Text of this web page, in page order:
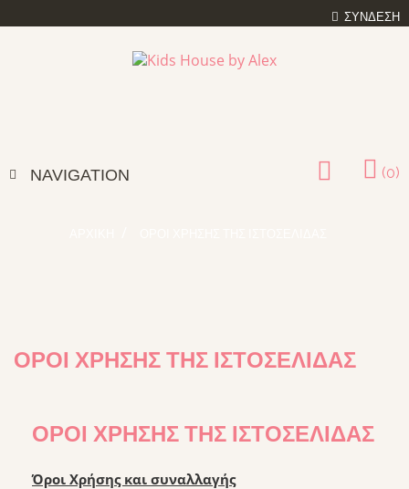
ΣΎΝΔΕΣΗ
(0)
NAVIGATION
ΌΡΟΙ ΧΡΉΣΗΣ ΤΗΣ ΙΣΤΟΣΕΛΊΔΑΣ
ΌΡΟΙ ΧΡΉΣΗΣ ΤΗΣ ΙΣΤΟΣΕΛΊΔΑΣ
Όροι Χρήσης και συναλλαγής